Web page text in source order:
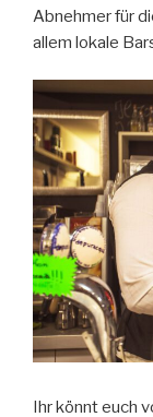
Abnehmer für
allem lokale
Ihr könnt euch